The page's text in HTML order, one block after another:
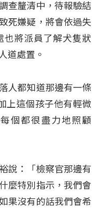
查釐清中，待報驗結
死嫌疑，將會依過失
也將派員了解犬隻狀
道處置。
人都知道那邊有一條
上這個孩子他有輕微
個都很盡力地照顧
說：「檢察官那邊有
麼特別指示，我們會
果沒有的話我們會希